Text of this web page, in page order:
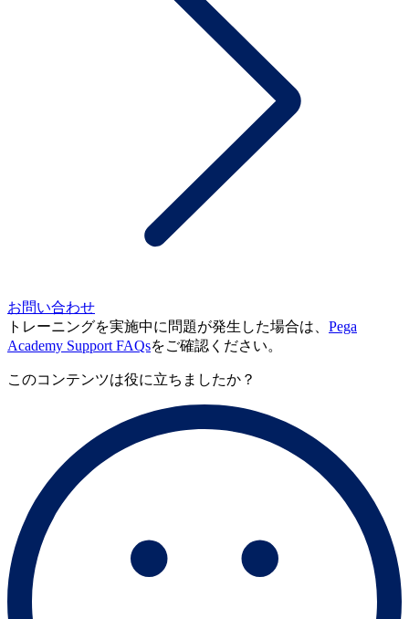
お問い合わせ
トレーニングを実施中に問題が発生した場合は、 Pega
Academy Support FAQsをご確認ください。
このコンテンツは役に立ちましたか？